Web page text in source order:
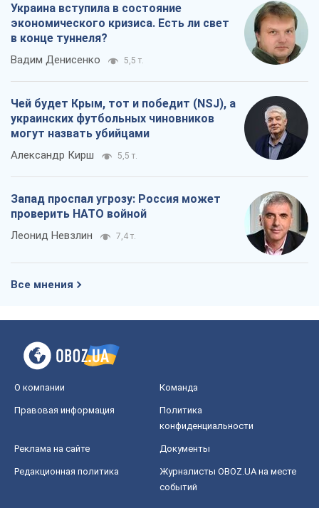
Украина вступила в состояние
экономического кризиса. Есть ли свет
в конце туннеля?
Вадим Денисенко 5,5 т.
Чей будет Крым, тот и победит (NSJ), а
украинских футбольных чиновников
могут назвать убийцами
Александр Кирш 5,5 т.
Запад проспал угрозу: Россия может
проверить НАТО войной
Леонид Невзлин 7,4 т.
Все мнения
О компании Команда
Правовая информация
Политика
конфиденциальности
Реклама на сайте Документы
Редакционная политика
Журналисты OBOZ.UA на месте
событий